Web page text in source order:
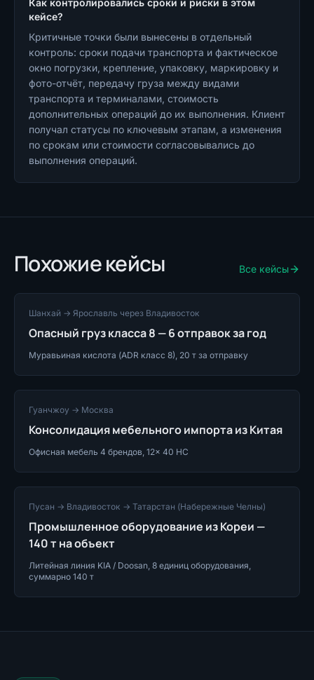
Как контролировались сроки и риски в этом
кейсе?
Критичные точки были вынесены в отдельный
контроль: сроки подачи транспорта и фактическое
окно погрузки, крепление, упаковку, маркировку и
фото-отчёт, передачу груза между видами
транспорта и терминалами, стоимость
дополнительных операций до их выполнения. Клиент
получал статусы по ключевым этапам, а изменения
по срокам или стоимости согласовывались до
выполнения операций.
Похожие кейсы Все кейсы
Шанхай → Ярославль через Владивосток
Опасный груз класса 8 — 6 отправок за год
Муравьиная кислота (ADR класс 8), 20 т за отправку
Гуанчжоу → Москва
Консолидация мебельного импорта из Китая
Офисная мебель 4 брендов, 12× 40 HC
Пусан → Владивосток → Татарстан (Набережные Челны)
Промышленное оборудование из Кореи —
140 т на объект
Литейная линия KIA / Doosan, 8 единиц оборудования,
суммарно 140 т